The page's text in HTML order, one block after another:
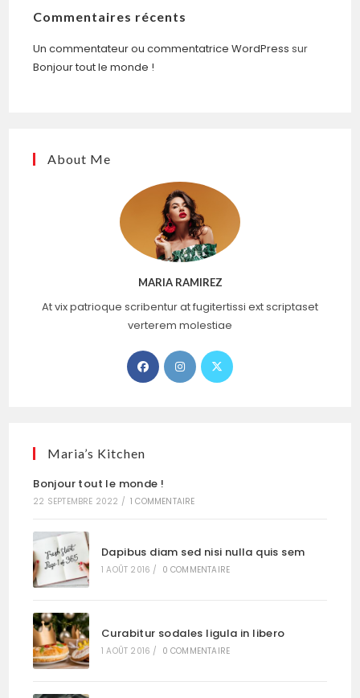
Commentaires récents
Un commentateur ou commentatrice WordPress sur
Bonjour tout le monde !
About Me
MARIA RAMIREZ
At vix patrioque scribentur at fugitertissi ext scriptaset
verterem molestiae
S’ouvre
dans
S’ouvre
dans
S’ouvre
Maria’s Kitchen
Bonjour tout le monde !
22 SEPTEMBRE 2022 / 1 COMMENTAIRE
Dapibus diam sed nisi nulla quis sem
1 AOÛT 2016 / 0 COMMENTAIRE
Curabitur sodales ligula in libero
1 AOÛT 2016 / 0 COMMENTAIRE